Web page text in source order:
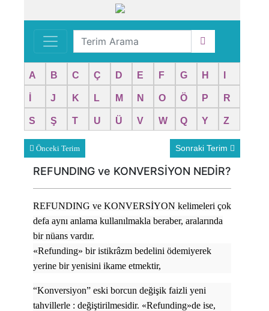
A B C Ç D E F G H
J K L M N O Ö P R
S Ş T U Ü V W Q Y Z
Önceki Terim Sonraki Terim
REFUNDING ve KONVERSİYON NEDİR?
REFUNDING ve KONVERSİYON kelimeleri çok
defa aynı anlama kullanılmakla beraber, aralarında
bir nüans vardır.
«Refunding» bir istikrâzm bedelini ödemiyerek
yerine bir yenisini ikame etmektir,
“Konversiyon” eski borcun değişik faizli yeni
tahvillerle : değiştirilmesidir. «Refunding»de ise,